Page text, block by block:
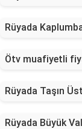
Rüyada
Ötv muafiyetli
Rüyada Taşın
Rüyada Büyük